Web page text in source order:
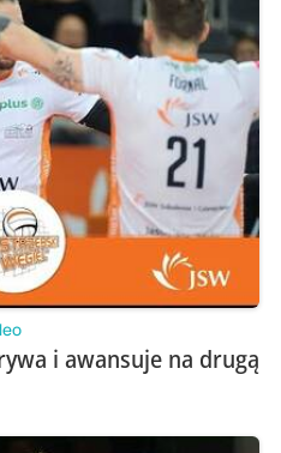
i awansuje na drugą